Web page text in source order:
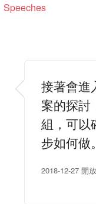
Speeches
接著會進
案的探討
組，可以
步如何做。
2018-12-27 開